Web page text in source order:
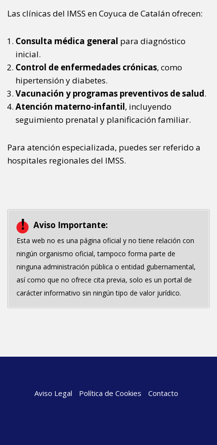
Las clínicas del IMSS en Coyuca de Catalán ofrecen:
Consulta médica general para diagnóstico
inicial.
Control de enfermedades crónicas, como
hipertensión y diabetes.
Vacunación y programas preventivos de salud.
Atención materno-infantil, incluyendo
seguimiento prenatal y planificación familiar.
Para atención especializada, puedes ser referido a
hospitales regionales del IMSS.
Aviso Importante:
Esta web no es una página oficial y no tiene relación con
ningún organismo oficial, tampoco forma parte de
ninguna administración pública o entidad gubernamental,
así como que no ofrece cita previa, solo es un portal de
carácter informativo sin ningún tipo de valor jurídico.
Aviso Legal Política de Cookies Contacto